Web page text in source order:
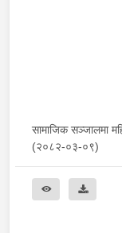
सामाजिक सञ्जालमा
(२०८२-०३-०९)